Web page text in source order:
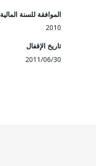
الموافقة للسنة المالية
2010
تاريخ الإقفال
2011/06/30